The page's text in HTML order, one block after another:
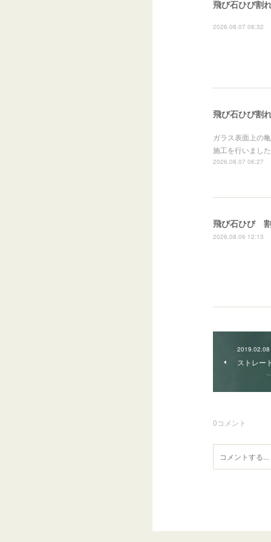
飛び石ひび割
2026.08.07 06:32
飛び石ひび割
ガラス表面上の
施工を行いまし
2026.08.07 06:27
飛び石ひび
2026.08.06 12:13
ストレー
0コメント